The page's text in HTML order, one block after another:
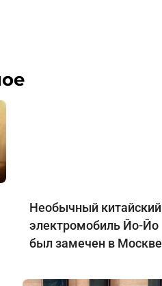
Необычный китайский
электромобиль Йо-Йо
был замечен в Москве